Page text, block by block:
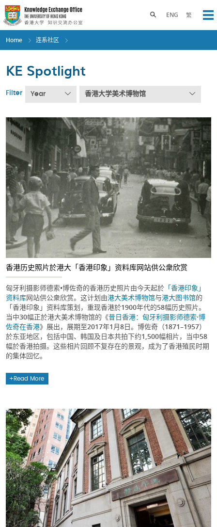
Skip
to
main
content
ENG 繁
Toggle search panel
Home 连系社区
KE Spotlight
Filter Year 香港大学美术博物馆
香港历史照片於港大「香港印象」资料库网站供公衆欣赏
匈牙利摄影师德索•博佐奇的香港历史照片由今天起於 「香港印象」
资料库网站供公衆欣赏。这计划由港大美术博物馆与港大图书馆的
「香港印象」资料库策划，重现香港於1900年代的58幅历史照片。
当中30幅正於港大美术博物馆的《昔日香港：匈牙利摄影师德索·博
佐奇在香港》展出，展期至2017年1月8日。博佐奇（1871–1957）
於东亚地区，包括中国、韩国及日本共拍下约1,500幅相片，当中58
幅於香港拍摄。这些相片回顾不复存在的景观，成为了香港殖民时期
的集体回忆。
Read More